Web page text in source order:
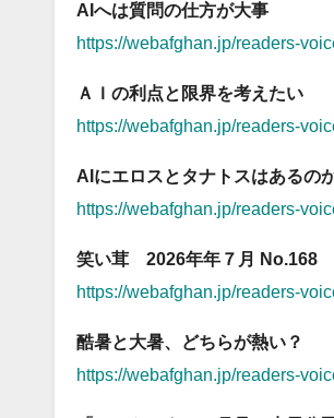
AIへは質問の仕方が大事
https://webafghan.jp/readers-
ＡＩの利点と限界を考えたい
https://webafghan.jp/readers-
AIにエロスとタナトスはあるの
https://webafghan.jp/readers-
笑い茸 2026年年７月 No.168
https://webafghan.jp/readers-
酷暑と大暑、どちらが熱い？
https://webafghan.jp/readers-